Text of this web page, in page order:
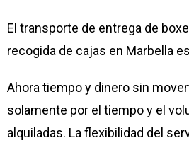
El transporte de entrega de
recogida de cajas en Marbella
Ahora tiempo y dinero sin
solamente por el tiempo y el
alquiladas. La flexibilidad del